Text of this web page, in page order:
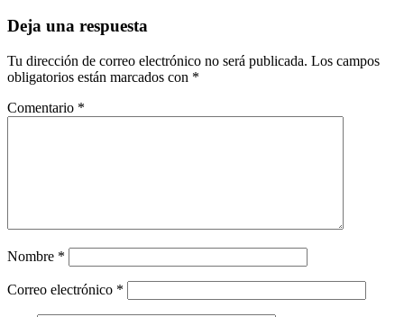
Deja una respuesta
Tu dirección de correo electrónico no será publicada. Los campos
obligatorios están marcados con *
Comentario *
Nombre *
Correo electrónico *